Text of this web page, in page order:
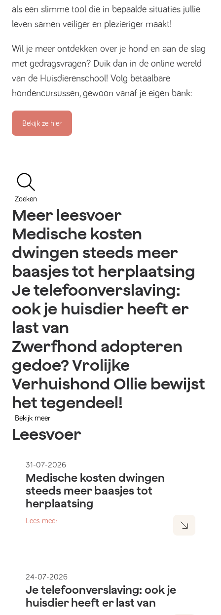
als een slimme tool die in bepaalde situaties jullie
leven samen veiliger en plezieriger maakt!
Wil je meer ontdekken over je hond en aan de slag
met gedragsvragen? Duik dan in de online wereld
van de Huisdierenschool! Volg betaalbare
hondencursussen, gewoon vanaf je eigen bank:
Bekijk ze hier
Zoeken
Meer leesvoer
Medische kosten
dwingen steeds meer
baasjes tot herplaatsing
Je telefoonverslaving:
ook je huisdier heeft er
last van
Zwerfhond adopteren
gedoe? Vrolijke
Verhuishond Ollie bewijst
het tegendeel!
Bekijk meer
Leesvoer
31-07-2026
Medische kosten dwingen
steeds meer baasjes tot
herplaatsing
Lees meer
24-07-2026
Je telefoonverslaving: ook je
huisdier heeft er last van